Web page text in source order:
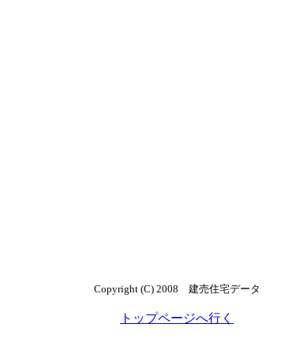
Copyright (C) 2008 建売住宅データ
トップページへ行く